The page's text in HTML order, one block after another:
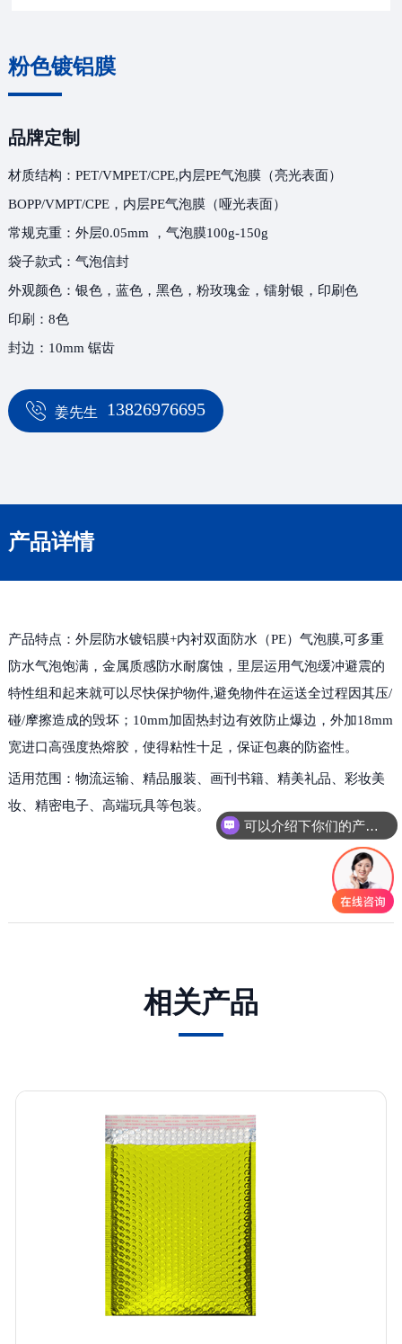
粉色镀铝膜
品牌定制
材质结构：PET/VMPET/CPE,内层PE气泡膜（亮光表面）
BOPP/VMPT/CPE，内层PE气泡膜（哑光表面）
常规克重：外层0.05mm ，气泡膜100g-150g
袋子款式：气泡信封
外观颜色：银色，蓝色，黑色，粉玫瑰金，镭射银，印刷色
印刷：8色
封边：10mm 锯齿
13826976695
姜先生
产品详情
产品特点：外层防水镀铝膜+内衬双面防水（PE）气泡膜,可多重
防水气泡饱满，金属质感防水耐腐蚀，里层运用气泡缓冲避震的
特性组和起来就可以尽快保护物件,避免物件在运送全过程因其压/
碰/摩擦造成的毁坏；10mm加固热封边有效防止爆边，外加18mm
宽进口高强度热熔胶，使得粘性十足，保证包裹的防盗性。
适用范围：物流运输、精品服装、画刊书籍、精美礼品、彩妆美
妆、精密电子、高端玩具等包装。
相关产品
可以介绍下你们的产品么